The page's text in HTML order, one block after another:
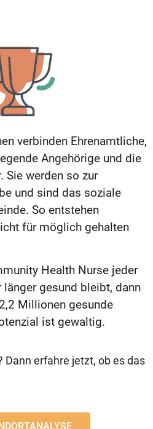
verbinden Ehrenamtliche,
Angehörige und die
Sie werden so zur
und sind das soziale
So entstehen
für möglich gehalten
Health Nurse jeder
länger gesund bleibt, dann
Millionen gesunde
ist gewaltig.
erfahre jetzt, ob es das